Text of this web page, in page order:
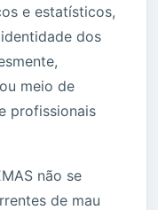
e estatísticos,
dos
meio de
profissionais
não se
de mau